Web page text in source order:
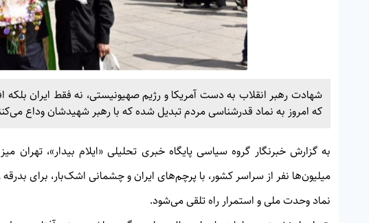
شهادت رهبر انقلاب به دست آمریکا و رژیم صهیونیستی، نه فقط ایران
که امروز به نماد قدرشناسی مردم تبدیل شده که با رهبر شهیدشان وداع
به گزارش خبرنگار گروه سیاسی پایگاه خبری تحلیلی «ایلام بیدار»، تهران
میلیون‌ها نفر از سراسر کشور، با پرچم‌های ایران و چشمانی اشک‌بار، برای
نماد وحدت ملی و استمرار راه تلقی می‌شود.